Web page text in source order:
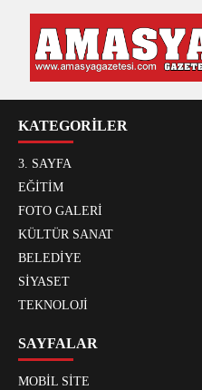
KATEGORİLER
3. SAYFA
EĞİTİM
FOTO GALERİ
KÜLTÜR SANAT
BELEDİYE
SİYASET
TEKNOLOJİ
SAYFALAR
MOBİL SİTE